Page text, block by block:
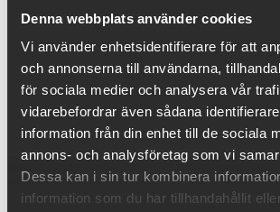
Denna webbplats använder cookies
Vi använder enhetsidentifierare för att
och annonserna till användarna,
för sociala medier och analysera vår
vidarebefordrar även sådana
information från din enhet till de sociala
annons- och analysföretag som vi
Dessa kan i sin tur kombinera
information som du har tillhandahållit
What is this?
RECENTLY VIEWED